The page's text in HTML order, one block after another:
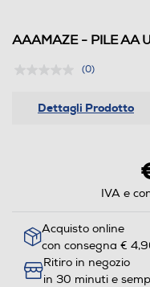
AAAMAZE - PILE AA
(0)
Dettagli Prodotto
IVA e
Acquisto online
con consegna €
Ritiro in negozio
in 30 minuti e